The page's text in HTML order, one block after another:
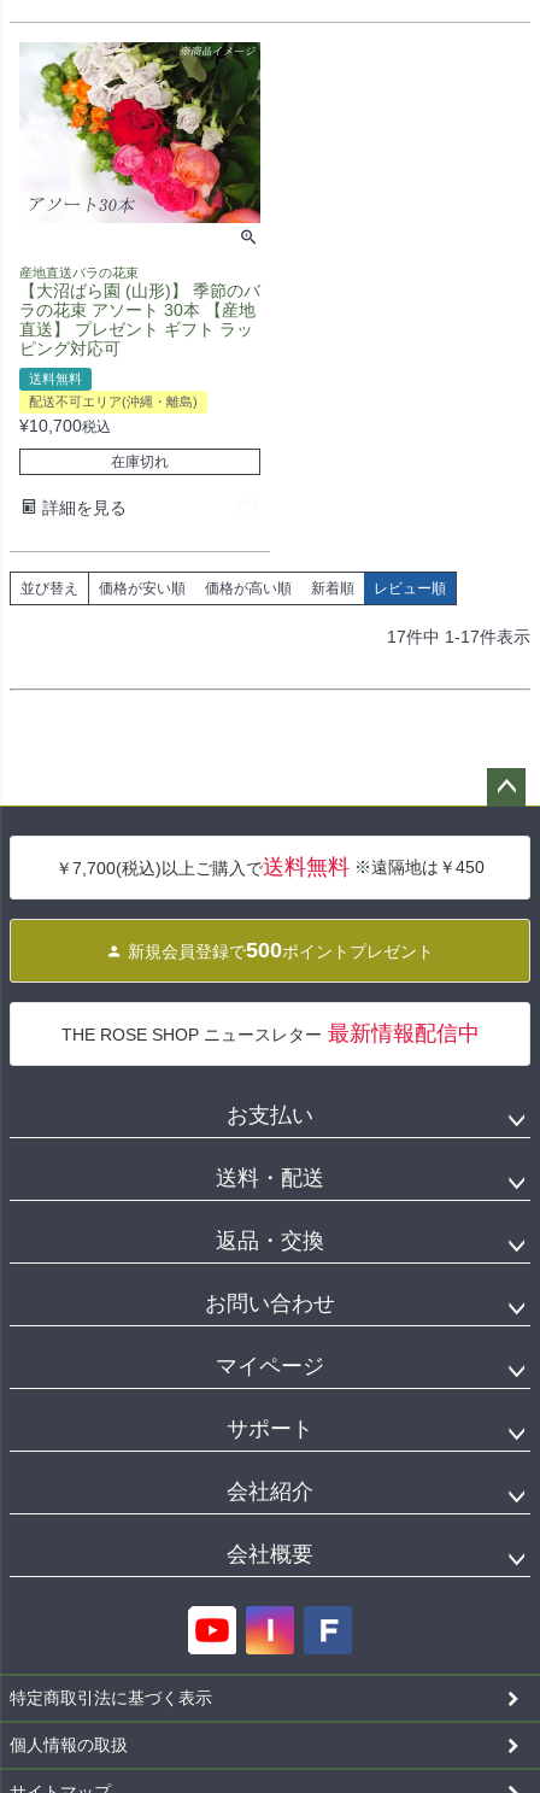
産地直送バラの花束
【大沼ばら園 (山形)】 季節のバ
ラの花束 アソート 30本 【産地
直送】 プレゼント ギフト ラッ
ピング対応可
送料無料
配送不可エリア(沖縄・離島)
¥10,700税込
在庫切れ
詳細を見る
並び替え 価格が安い順 価格が高い順 新着順 レビュー順
17件中 1-17件表示
へ
￥7,700(税込)以上ご購入で送料無料 ※遠隔地は￥450
新規会員登録で500ポイントプレゼント
THE ROSE SHOP ニュースレター 最新情報配信中
お支払い
送料・配送
返品・交換
お問い合わせ
マイページ
サポート
会社紹介
会社概要
特定商取引法に基づく表示
個人情報の取扱